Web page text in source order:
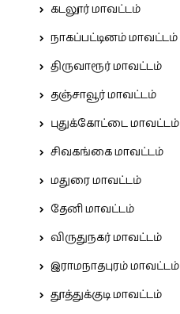
கடலூர் மாவட்டம்
நாகப்பட்டினம் மாவட்டம்
திருவாரூர் மாவட்டம்
தஞ்சாவூர் மாவட்டம்
புதுக்கோட்டை மாவட்டம்
சிவகங்கை மாவட்டம்
மதுரை மாவட்டம்
தேனி மாவட்டம்
விருதுநகர் மாவட்டம்
இராமநாதபுரம் மாவட்டம்
தூத்துக்குடி மாவட்டம்